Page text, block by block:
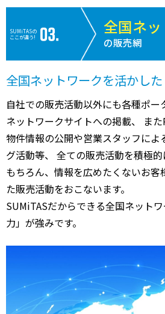
SUMiTASの
ここが違う!
全国ネ
の販売網
全国ネットワークを活かした
自社での販売活動以外にも各種ポー
ネットワークサイトへの掲載、 ま
物件情報の公開や営業スタッフによ
グ活動等、 全ての販売活動を積極的
もちろん、情報を広めたくないお客
た販売活動をおこないます。
SUMiTASだからできる全国ネット
力」が強みです。